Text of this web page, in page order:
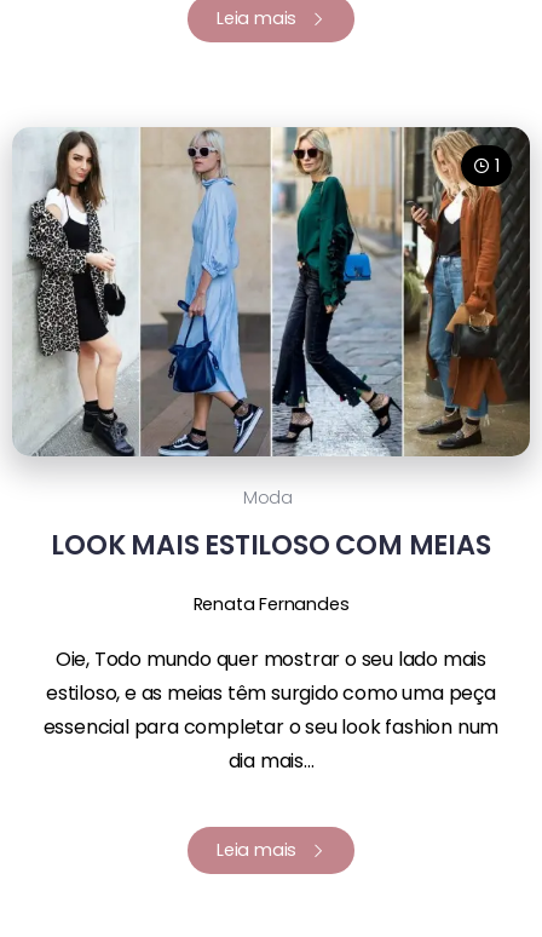
Leia mais
1
Moda
LOOK MAIS ESTILOSO COM MEIAS
Renata Fernandes
Oie, Todo mundo quer mostrar o seu lado mais
estiloso, e as meias têm surgido como uma peça
essencial para completar o seu look fashion num
dia mais...
Leia mais